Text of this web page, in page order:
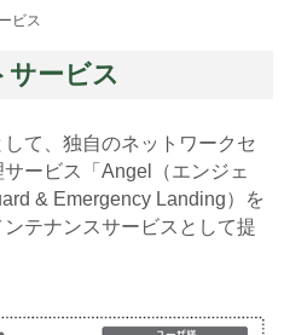
ビス
ービス
て、独自のネットワークセ
ービス「Angel（エンジェ
& Emergency Landing）を
テナンスサービスとして提